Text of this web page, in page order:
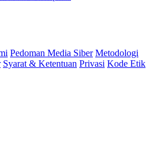
Pedoman Media Siber Metodologi
Syarat & Ketentuan Privasi Kode Etik